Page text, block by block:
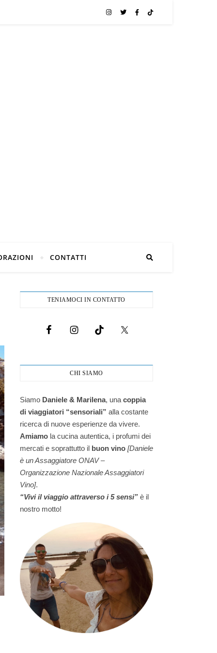
CONTATTI
TENIAMOCI IN CONTATTO
CHI SIAMO
Siamo Daniele & Marilena, una coppia
di viaggiatori “sensoriali” alla costante
ricerca di nuove esperienze da vivere.
Amiamo la cucina autentica, i profumi dei
mercati e soprattutto il buon vino [Daniele
è un Assaggiatore ONAV –
Organizzazione Nazionale Assaggiatori
Vino].
“Vivi il viaggio attraverso i 5 sensi” è il
nostro motto!